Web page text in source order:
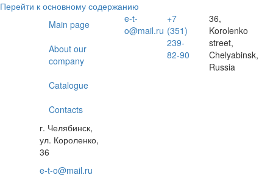
Перейти к основному содержанию
Main page
About our
company
Catalogue
Contacts
г. Челябинск,
ул. Короленко,
36
e-t-o@mail.ru
e-t-
o@mail.ru
+7
(351)
239-
82-90
36,
Korolenko
street,
Chelyabinsk,
Russia